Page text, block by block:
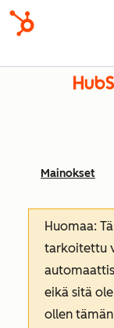
Mainokset
Huomaa:
tarkoitettu
eikä sitä
ollen